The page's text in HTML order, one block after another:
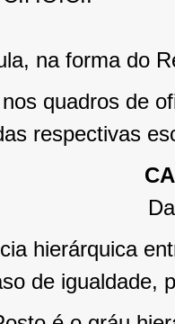
na forma do
quadros de
respectivas
hierárquica
de igualdade,